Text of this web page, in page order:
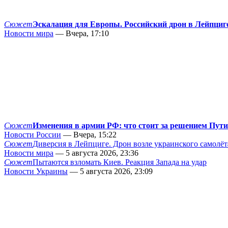
СюжетЭскалация для Европы. Российский дрон в
Новости мира — Вчера, 17:10
СюжетИзменения в армии РФ: что стоит за решением
Новости России — Вчера, 15:22
СюжетДиверсия в Лейпциге. Дрон возле украинского
Новости мира — 5 августа 2026, 23:36
СюжетПытаются взломать Киев. Реакция Запада на удар
Новости Украины — 5 августа 2026, 23:09